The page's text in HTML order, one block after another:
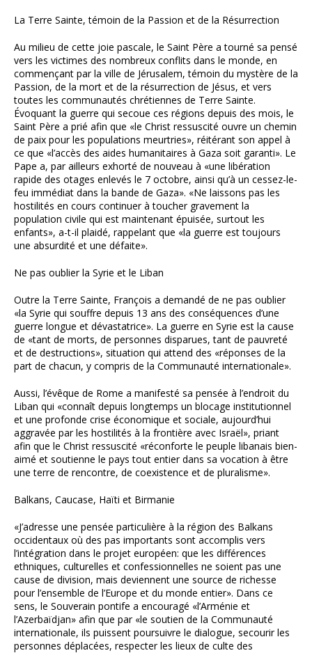
La Terre Sainte, témoin de la Passion et de la Résurrection
Au milieu de cette joie pascale, le Saint Père a tourné sa pensé
vers les victimes des nombreux conflits dans le monde, en
commençant par la ville de Jérusalem, témoin du mystère de la
Passion, de la mort et de la résurrection de Jésus, et vers
toutes les communautés chrétiennes de Terre Sainte.
Évoquant la guerre qui secoue ces régions depuis des mois, le
Saint Père a prié afin que «le Christ ressuscité ouvre un chemin
de paix pour les populations meurtries», réitérant son appel à
ce que «l’accès des aides humanitaires à Gaza soit garanti». Le
Pape a, par ailleurs exhorté de nouveau à «une libération
rapide des otages enlevés le 7 octobre, ainsi qu’à un cessez-le-
feu immédiat dans la bande de Gaza». «Ne laissons pas les
hostilités en cours continuer à toucher gravement la
population civile qui est maintenant épuisée, surtout les
enfants», a-t-il plaidé, rappelant que «la guerre est toujours
une absurdité et une défaite».
Ne pas oublier la Syrie et le Liban
Outre la Terre Sainte, François a demandé de ne pas oublier
«la Syrie qui souffre depuis 13 ans des conséquences d’une
guerre longue et dévastatrice». La guerre en Syrie est la cause
de «tant de morts, de personnes disparues, tant de pauvreté
et de destructions», situation qui attend des «réponses de la
part de chacun, y compris de la Communauté internationale».
Aussi, l’évêque de Rome a manifesté sa pensée à l’endroit du
Liban qui «connaît depuis longtemps un blocage institutionnel
et une profonde crise économique et sociale, aujourd’hui
aggravée par les hostilités à la frontière avec Israël», priant
afin que le Christ ressuscité «réconforte le peuple libanais bien-
aimé et soutienne le pays tout entier dans sa vocation à être
une terre de rencontre, de coexistence et de pluralisme».
Balkans, Caucase, Haïti et Birmanie
«J’adresse une pensée particulière à la région des Balkans
occidentaux où des pas importants sont accomplis vers
l’intégration dans le projet européen: que les différences
ethniques, culturelles et confessionnelles ne soient pas une
cause de division, mais deviennent une source de richesse
pour l’ensemble de l’Europe et du monde entier». Dans ce
sens, le Souverain pontife a encouragé «l’Arménie et
l’Azerbaïdjan» afin que par «le soutien de la Communauté
internationale, ils puissent poursuivre le dialogue, secourir les
personnes déplacées, respecter les lieux de culte des